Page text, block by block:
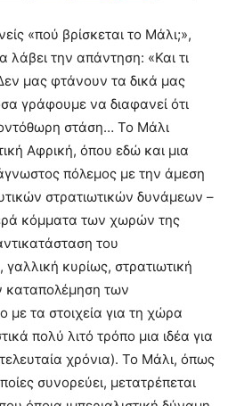
«πού βρίσκεται το Μάλι;»,
λάβει την απάντηση: «Και τι
μας φτάνουν τα δικά μας
γράφουμε να διαφανεί ότι
στάση… Το Μάλι
Αφρική, όπου εδώ και μια
πόλεμος με την άμεση
στρατιωτικών δυνάμεων –
κόμματα των χωρών της
του
κυρίως, στρατιωτική
καταπολέμηση των
με τα στοιχεία για τη χώρα
πολύ λιτό τρόπο μια ιδέα για
χρόνια). Το Μάλι, όπως
συνορεύει, μετατρέπεται